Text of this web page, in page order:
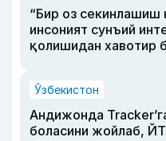
“Бир оз секинлашиш
инсоният сунъий
қолишидан хавотир
Ўзбекистон
Андижонда
боласини жойлаб,